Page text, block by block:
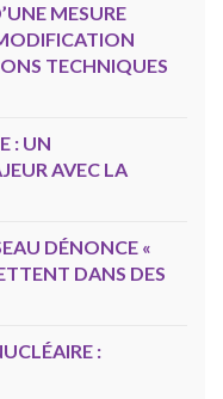
MESURE
TECHNIQUES
: UN
AVEC LA
DÉNONCE «
DANS DES
: